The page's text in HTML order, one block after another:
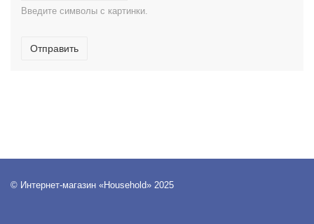
Введите символы с картинки.
Отправить
© Интернет-магазин «Household» 2025